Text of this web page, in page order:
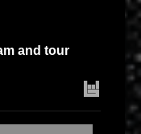
and tour